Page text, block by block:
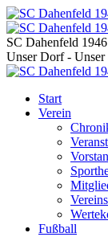
SC Dahenfeld
Unser Dorf - Unser
Start
Verein
Fußball